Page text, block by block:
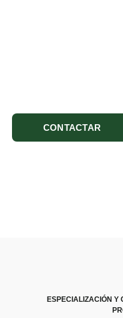
CONTACTAR
ESPECIALIZACIÓN Y